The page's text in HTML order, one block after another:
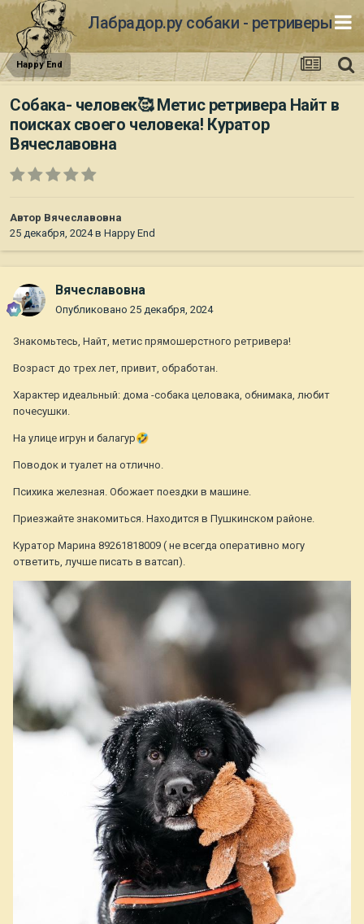
Лабрадор.ру собаки - ретриверы
Happy End
Собака- человек🥰 Метис ретривера Найт в
поисках своего человека! Куратор
Вячеславовна
Автор Вячеславовна
25 декабря, 2024в Happy End
Вячеславовна
Опубликовано 25 декабря, 2024
Знакомьтесь, Найт, метис прямошерстного ретривера!
Возраст до трех лет, привит, обработан.
Характер идеальный: дома -собака целовака, обнимака, любит
почесушки.
На улице игрун и балагур🤣
Поводок и туалет на отлично.
Психика железная. Обожает поездки в машине.
Приезжайте знакомиться. Находится в Пушкинском районе.
Куратор Марина 89261818009 ( не всегда оперативно могу
ответить, лучше писать в ватсап).